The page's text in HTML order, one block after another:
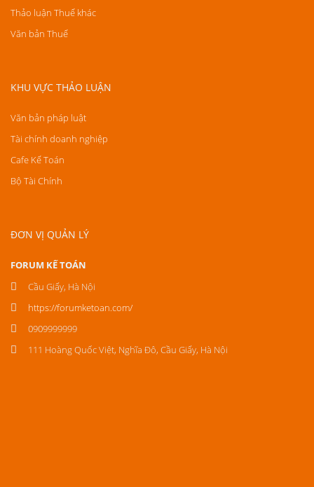
Thảo luận Thuế khác
Văn bản Thuế
KHU VỰC THẢO LUẬN
Văn bản pháp luật
Tài chính doanh nghiệp
Cafe Kế Toán
Bộ Tài Chính
ĐƠN VỊ QUẢN LÝ
FORUM KẾ TOÁN
Cầu Giấy, Hà Nội
https://forumketoan.com/
0909999999
111 Hoàng Quốc Việt, Nghĩa Đô, Cầu Giấy, Hà Nội